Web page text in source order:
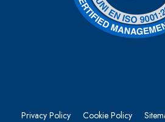
Privacy Policy Cookie Policy